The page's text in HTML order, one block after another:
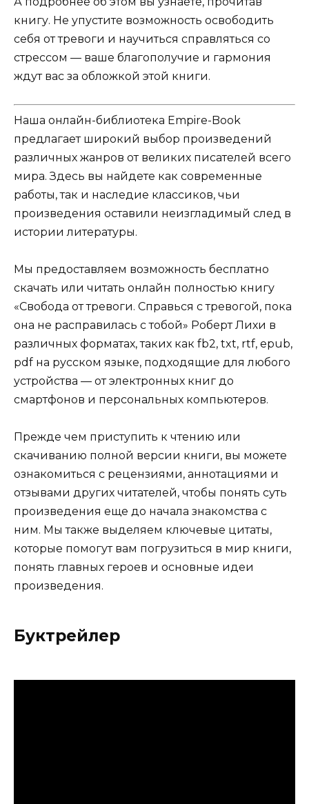
книгу. Не упустите возможность освободить
себя от тревоги и научиться справляться со
стрессом — ваше благополучие и гармония
ждут вас за обложкой этой книги.
Наша онлайн-библиотека Empire-Book
предлагает широкий выбор произведений
различных жанров от великих писателей всего
мира. Здесь вы найдете как современные
работы, так и наследие классиков, чьи
произведения оставили неизгладимый след в
истории литературы.
Мы предоставляем возможность бесплатно
скачать или читать онлайн полностью книгу
«Свобода от тревоги. Справься с тревогой, пока
она не расправилась с тобой» Роберт Лихи в
различных форматах, таких как fb2, txt, rtf, epub,
pdf на русском языке, подходящие для любого
устройства — от электронных книг до
смартфонов и персональных компьютеров.
Прежде чем приступить к чтению или
скачиванию полной версии книги, вы можете
ознакомиться с рецензиями, аннотациями и
отзывами других читателей, чтобы понять суть
произведения еще до начала знакомства с
ним. Мы также выделяем ключевые цитаты,
которые помогут вам погрузиться в мир книги,
понять главных героев и основные идеи
произведения.
Буктрейлер